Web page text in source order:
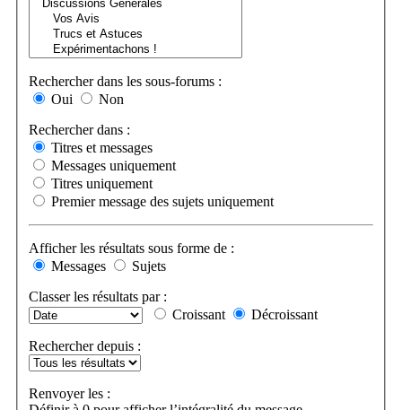
Rechercher dans les sous-forums :
Oui
Non
Rechercher dans :
Titres et messages
Messages uniquement
Titres uniquement
Premier message des sujets uniquement
Afficher les résultats sous forme de :
Messages
Sujets
Classer les résultats par :
Croissant
Décroissant
Rechercher depuis :
Renvoyer les :